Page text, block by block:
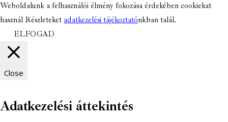
Weboldalunk a felhasználói élmény fokozása érdekében cookiekat
használ Részleteket adatkezelési tájékoztatónkban talál.
ELFOGAD
Close
Adatkezelési áttekintés